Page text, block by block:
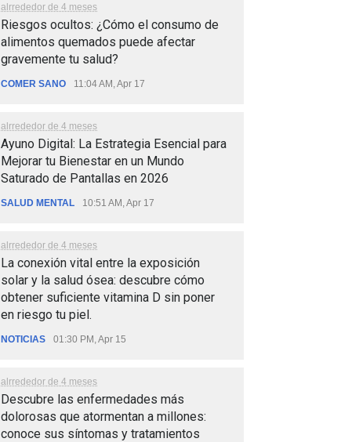
alrrededor de 4 meses
Riesgos ocultos: ¿Cómo el consumo de
alimentos quemados puede afectar
gravemente tu salud?
COMER SANO 11:04 AM, Apr 17
alrrededor de 4 meses
Ayuno Digital: La Estrategia Esencial para
Mejorar tu Bienestar en un Mundo
Saturado de Pantallas en 2026
SALUD MENTAL 10:51 AM, Apr 17
alrrededor de 4 meses
La conexión vital entre la exposición
solar y la salud ósea: descubre cómo
obtener suficiente vitamina D sin poner
en riesgo tu piel.
NOTICIAS 01:30 PM, Apr 15
alrrededor de 4 meses
Descubre las enfermedades más
dolorosas que atormentan a millones:
conoce sus síntomas y tratamientos